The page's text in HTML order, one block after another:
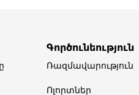
Գործունեություն
Ռազմավարություն
Ոլորտներ​